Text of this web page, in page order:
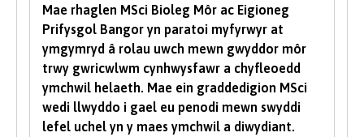
I astudio cwrs gradd mae’n rhaid i chi gael
isafswm o bwyntiau tariff UCAS, gyda rhai
cyrsiau yn gofyn am raddau mewn pynciau
penodol. Yn dibynnu ar yr hyn yr hoffech ei
astudio gyda ni, efallai y bydd meini prawf
ychwanegol yn cael eu gosod - bydd y rhain
Mae rhaglen MSci Bioleg Môr ac Eigioneg
Prifysgol Bangor yn paratoi myfyrwyr at
ymgymryd â rolau uwch mewn gwyddor môr
trwy gwricwlwm cynhwysfawr a chyfleoedd
ymchwil helaeth. Mae ein graddedigion MSci
wedi llwyddo i gael eu penodi mewn swyddi
lefel uchel yn y maes ymchwil a diwydiant.